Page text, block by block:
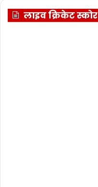
लाइव क्रिकेट स्कोर